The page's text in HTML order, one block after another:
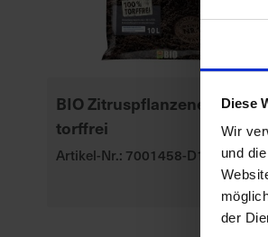
Diese
Wir
und
der
BIO Zitruspflanzenerde
torffrei
Artikel-Nr.: 7001458-D1-cfg